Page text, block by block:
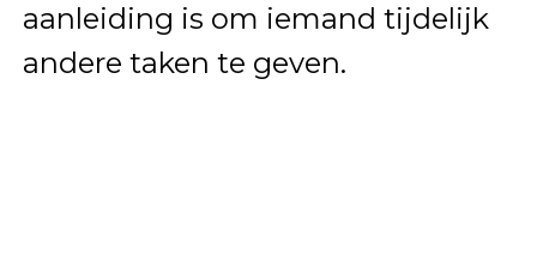
aanleiding is om iemand tijdelijk
andere taken te geven.